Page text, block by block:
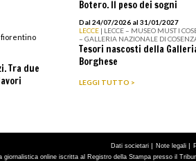
fiorentino
Tra due
Botero. Il peso dei sogni
Dal 24/07/2026 al 31/01/2027
LECCE | LECCE – MUSEO MUST I
– GALLERIA NAZIONALE DI
Tesori nascosti della
Borghese
LEGGI TUTTO >
Dati societari | Note legali |
giornalistica online iscritta al Registro della Stampa presso il